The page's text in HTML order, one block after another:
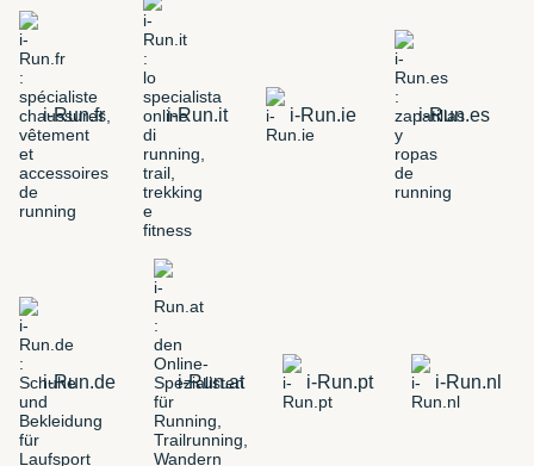
i-Run.fr i-Run.it i-Run.ie i-Run.es
i-Run.de i-Run.at i-Run.pt i-Run.nl